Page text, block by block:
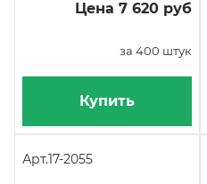
Цена 7 620 руб
за 400 штук
Купить
Арт.17-2055